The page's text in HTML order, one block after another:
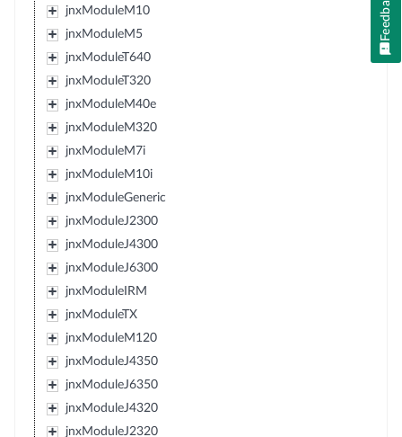
jnxModuleM10
jnxModuleM5
jnxModuleT640
jnxModuleT320
jnxModuleM40e
jnxModuleM320
jnxModuleM7i
jnxModuleM10i
jnxModuleGeneric
jnxModuleJ2300
jnxModuleJ4300
jnxModuleJ6300
jnxModuleIRM
jnxModuleTX
jnxModuleM120
jnxModuleJ4350
jnxModuleJ6350
jnxModuleJ4320
jnxModuleJ2320
Feedback